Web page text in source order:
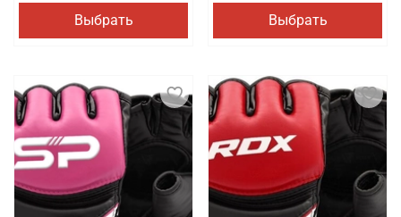
Выбрать Выбрать